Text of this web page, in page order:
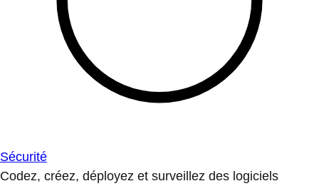
Sécurité
Codez, créez, déployez et surveillez des logiciels